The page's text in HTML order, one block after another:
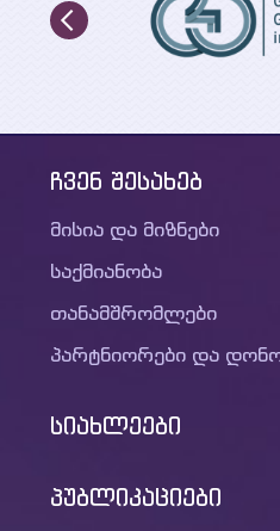
ჩვენ შესახებ
მისია და მიზნები
საქმიანობა
თანამშრომლები
პარტნიორები და
სიახლეები
პუბლიკაციები